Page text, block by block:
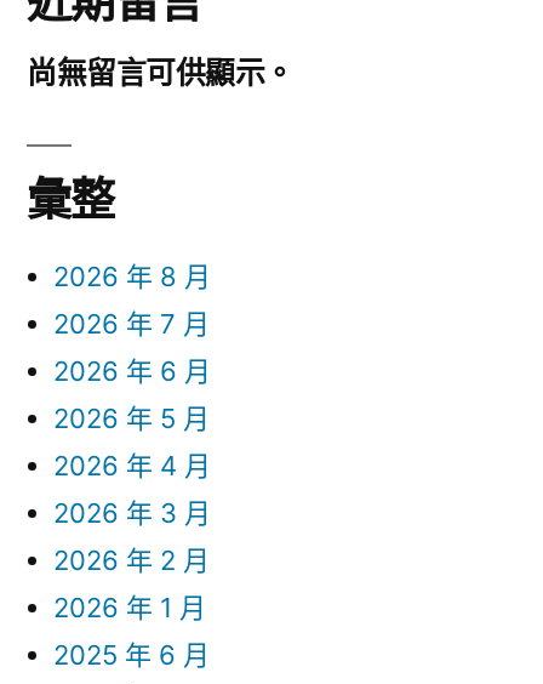
尚無留言可供顯示。
彙整
2026 年 8 月
2026 年 7 月
2026 年 6 月
2026 年 5 月
2026 年 4 月
2026 年 3 月
2026 年 2 月
2026 年 1 月
2025 年 6 月